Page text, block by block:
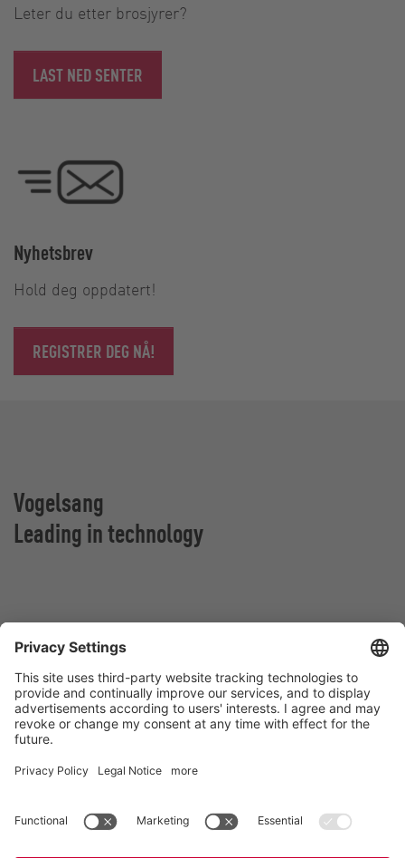
Leter du etter brosjyrer?
LAST NED SENTER
Nyhetsbrev
Hold deg oppdatert!
REGISTRER DEG NÅ!
Vogelsang
Leading in technology
Vestringen 30
4365 Nærbø
Norge
+47 96 63 26 37
norway@vogelsang.info